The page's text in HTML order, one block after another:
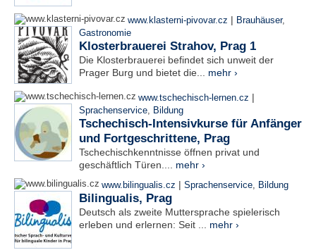
www.klasterni-pivovar.cz | Brauhäuser,
Gastronomie
Klosterbrauerei Strahov, Prag 1
Die Klosterbrauerei befindet sich unweit der
Prager Burg und bietet die... mehr ›
www.tschechisch-lernen.cz |
Sprachenservice, Bildung
Tschechisch-Intensivkurse für Anfänger
und Fortgeschrittene, Prag
Tschechischkenntnisse öffnen privat und
geschäftlich Türen.... mehr ›
www.bilingualis.cz | Sprachenservice, Bildung
Bilingualis, Prag
Deutsch als zweite Muttersprache spielerisch
erleben und erlernen: Seit ... mehr ›